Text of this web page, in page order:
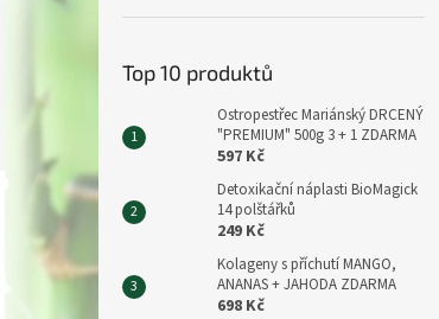
Top 10 produktů
Ostropestřec Mariánský DRCENÝ
"PREMIUM" 500g 3 + 1 ZDARMA
597 Kč
Detoxikační náplasti BioMagick
14 polštářků
249 Kč
Kolageny s příchutí MANGO,
ANANAS + JAHODA ZDARMA
698 Kč